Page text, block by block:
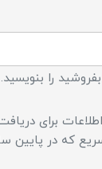
را بنویسید.
برای
که در پایین